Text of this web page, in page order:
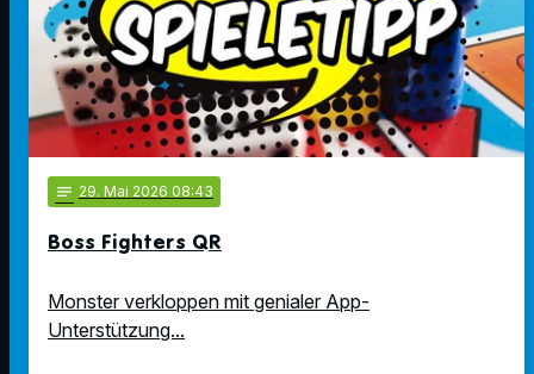
notes 29. Mai 2026 08:43
Boss Fighters QR
Monster verkloppen mit genialer App-
Unterstützung...